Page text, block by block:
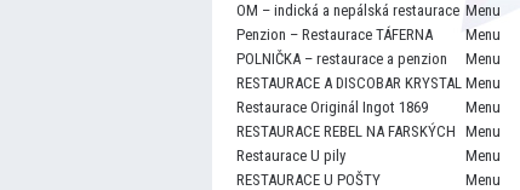
OM – indická a nepálská restaurace Menu
Penzion – Restaurace TÁFERNA
Menu
POLNIČKA – restaurace a penzion
Menu
RESTAURACE A DISCOBAR KRYSTAL Menu
Restaurace Originál Ingot 1869
Menu
RESTAURACE REBEL NA FARSKÝCH Menu
Restaurace U pily
Menu
RESTAURACE U POŠTY
Menu